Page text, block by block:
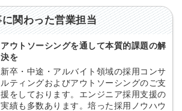
関わった営業担当
アウトソーシングを通して本質的課題の解
決を
新卒・中途・アルバイト領域の採用コンサ
ルティングおよびアウトソーシングのご支
援をしております。エンジニア採用支援の
実績も多数あります。培った採用ノウハウ